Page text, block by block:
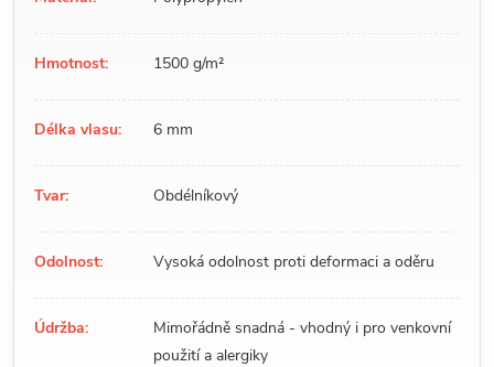
Hmotnost: 1500 g/m²
Délka vlasu: 6 mm
Tvar: Obdélníkový
Odolnost: Vysoká odolnost proti deformaci a oděru
Údržba:
Mimořádně snadná - vhodný i pro venkovní
použití a alergiky